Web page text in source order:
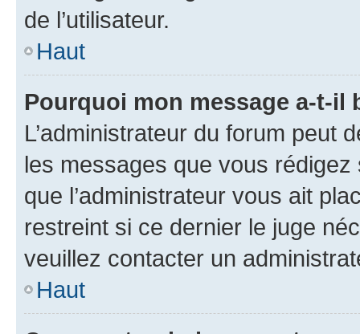
de l’utilisateur.
Haut
Pourquoi mon message a-t-il
L’administrateur du forum peut
les messages que vous
que l’administrateur vous ait
restreint si ce dernier le juge
veuillez contacter un
Haut